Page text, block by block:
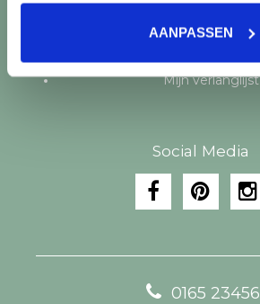
AANPASSEN
Mijn bestellingen
Mijn verlanglijst
Social Media
0165